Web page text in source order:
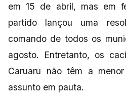
em 15 de abril, mas em
partido lançou uma
comando de todos os
agosto. Entretanto, os
Caruaru não têm a
assunto em pauta.